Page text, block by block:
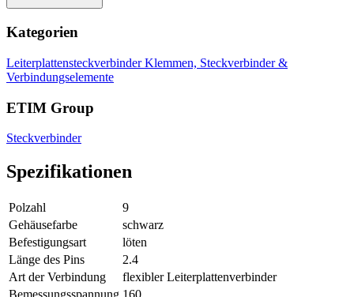
Kategorien
LeiterplattensteckverbinderKlemmen, Steckverbinder &
Verbindungselemente
ETIM Group
Steckverbinder
Spezifikationen
Polzahl
9
Gehäusefarbe
schwarz
Befestigungsart
löten
Länge des Pins
2.4
Art der Verbindung
flexibler Leiterplattenverbinder